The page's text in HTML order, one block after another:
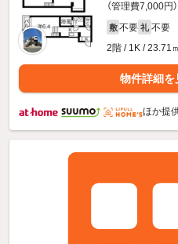
（管理費7,000円）
敷 不要 礼 不要
2階 / 1K / 23.71
物件詳細を
ほか提